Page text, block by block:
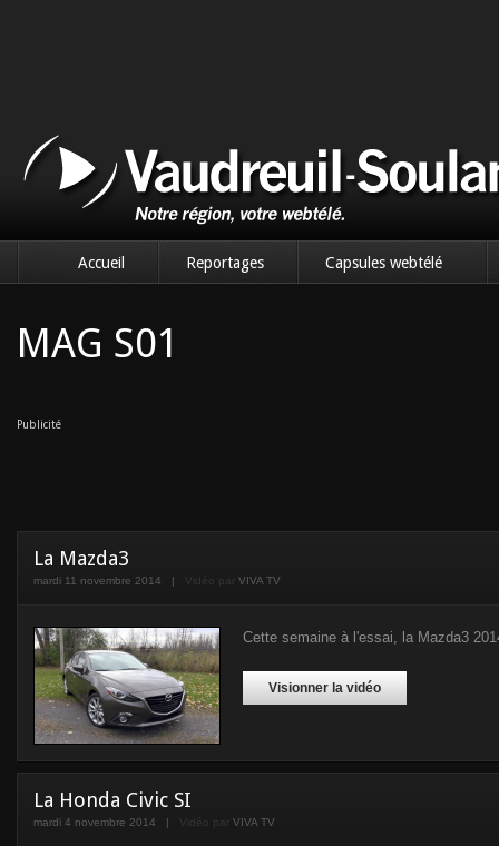
Accueil Reportages Capsules webtélé
MAG S01
Publicité
La Mazda3
mardi 11 novembre 2014 | Vidéo par VIVA TV
Cette semaine à l'essai, la Mazda3
Visionner la vidéo
La Honda Civic SI
mardi 4 novembre 2014 | Vidéo par VIVA TV